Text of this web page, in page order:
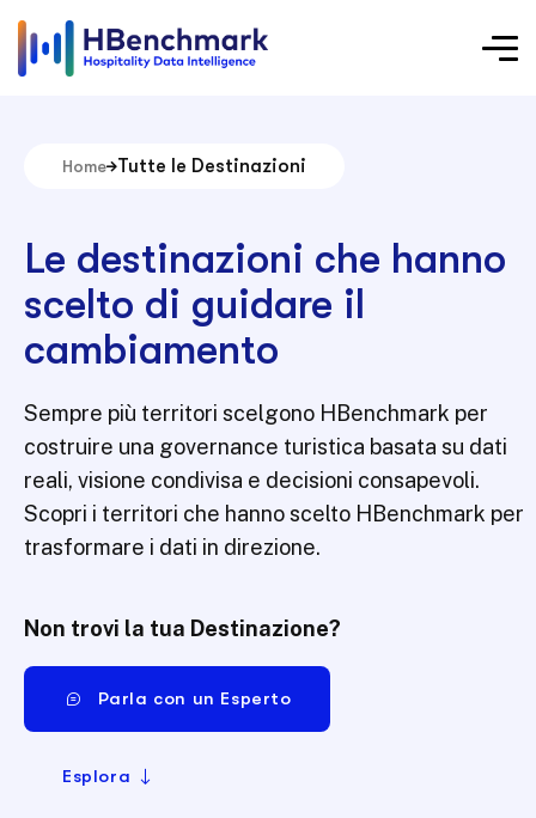
Home Tutte le Destinazioni
Le destinazioni che hanno
scelto di guidare il
cambiamento
Sempre più territori scelgono HBenchmark per
costruire una governance turistica basata su dati
reali, visione condivisa e decisioni consapevoli.
Scopri i territori che hanno scelto HBenchmark per
trasformare i dati in direzione.
Non trovi la tua Destinazione?
Parla con un Esperto
Esplora